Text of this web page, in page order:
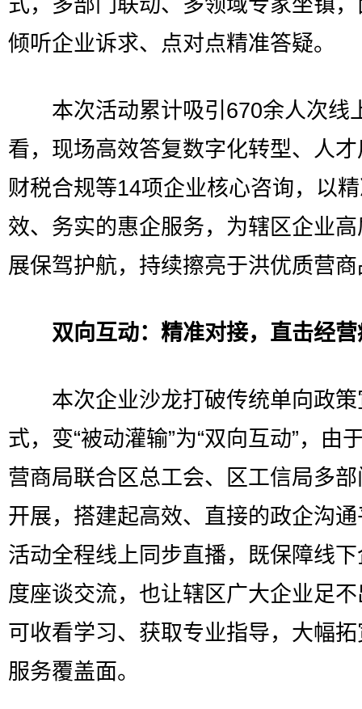
倾听企业诉求、点对点精准答疑。
本次活动累计吸引670余人次线
看，现场高效答复数字化转型、人
财税合规等14项企业核心咨询，以
效、务实的惠企服务，为辖区企业
展保驾护航，持续擦亮于洪优质营
双向互动：精准对接，直击经
本次企业沙龙打破传统单向政策
式，变“被动灌输”为“双向互动”，由
营商局联合区总工会、区工信局多
开展，搭建起高效、直接的政企沟
活动全程线上同步直播，既保障线
度座谈交流，也让辖区广大企业足
可收看学习、获取专业指导，大幅
服务覆盖面。